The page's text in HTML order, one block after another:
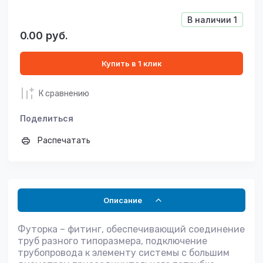
В наличии 1
0.00 руб.
Купить в 1 клик
К сравнению
Поделиться
Распечатать
Описание
Футорка – фитинг, обеспечивающий соединение
труб разного типоразмера, подключение
трубопровода к элементу системы с большим